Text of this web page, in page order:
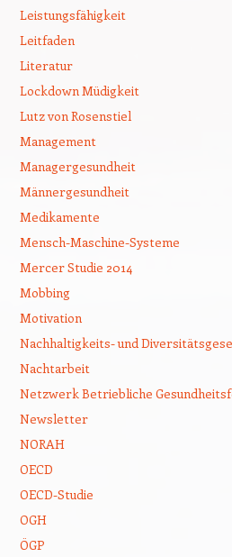
Leistungsfähigkeit
Leitfaden
Literatur
Lockdown Müdigkeit
Lutz von Rosenstiel
Management
Managergesundheit
Männergesundheit
Medikamente
Mensch-Maschine-Systeme
Mercer Studie 2014
Mobbing
Motivation
Nachhaltigkeits- und
Nachtarbeit
Netzwerk Betriebliche
Newsletter
NORAH
OECD
OECD-Studie
OGH
ÖGP